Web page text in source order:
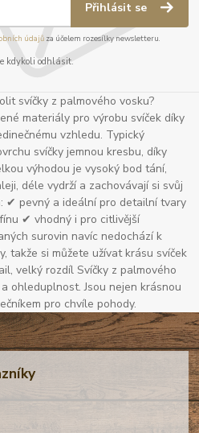
Přihlásit se
údajůza účelem rozesílky newsletteru.
kdykoli odhlásit.
svíčky z palmového vosku?
materiály pro výrobu svíček díky
vzhledu. Typický
svíčky jemnou kresbu, díky
výhodou je vysoký bod tání,
déle vydrží a zachovávají si svůj
✔ pevný a ideální pro detailní tvary
✔ vhodný i pro citlivější
surovin navíc nedochází k
takže si můžete užívat krásu svíček
velký rozdíl Svíčky z palmového
ohleduplnost. Jsou nejen krásnou
pro chvíle pohody.